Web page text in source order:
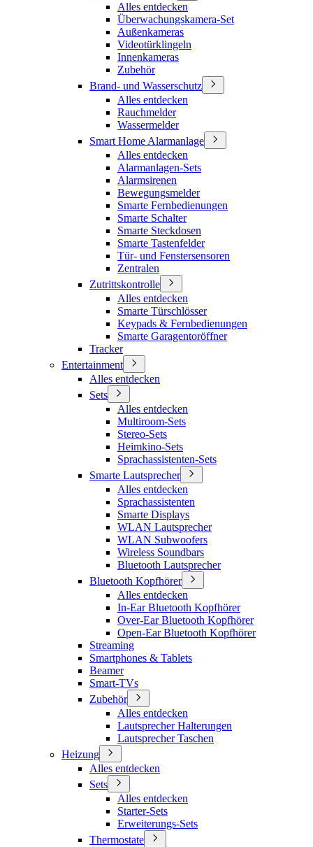
Alles entdecken
Überwachungskamera-Set
Außenkameras
Videotürklingeln
Innenkameras
Zubehör
Brand- und Wasserschutz
Alles entdecken
Rauchmelder
Wassermelder
Smart Home Alarmanlage
Alles entdecken
Alarmanlagen-Sets
Alarmsirenen
Bewegungsmelder
Smarte Fernbedienungen
Smarte Schalter
Smarte Steckdosen
Smarte Tastenfelder
Tür- und Fenstersensoren
Zentralen
Zutrittskontrolle
Alles entdecken
Smarte Türschlösser
Keypads & Fernbedienungen
Smarte Garagentoröffner
Tracker
Entertainment
Alles entdecken
Sets
Alles entdecken
Multiroom-Sets
Stereo-Sets
Heimkino-Sets
Sprachassistenten-Sets
Smarte Lautsprecher
Alles entdecken
Sprachassistenten
Smarte Displays
WLAN Lautsprecher
WLAN Subwoofers
Wireless Soundbars
Bluetooth Lautsprecher
Bluetooth Kopfhörer
Alles entdecken
In-Ear Bluetooth Kopfhörer
Over-Ear Bluetooth Kopfhörer
Open-Ear Bluetooth Kopfhörer
Streaming
Smartphones & Tablets
Beamer
Smart-TVs
Zubehör
Alles entdecken
Lautsprecher Halterungen
Lautsprecher Taschen
Heizung
Alles entdecken
Sets
Alles entdecken
Starter-Sets
Erweiterungs-Sets
Thermostate